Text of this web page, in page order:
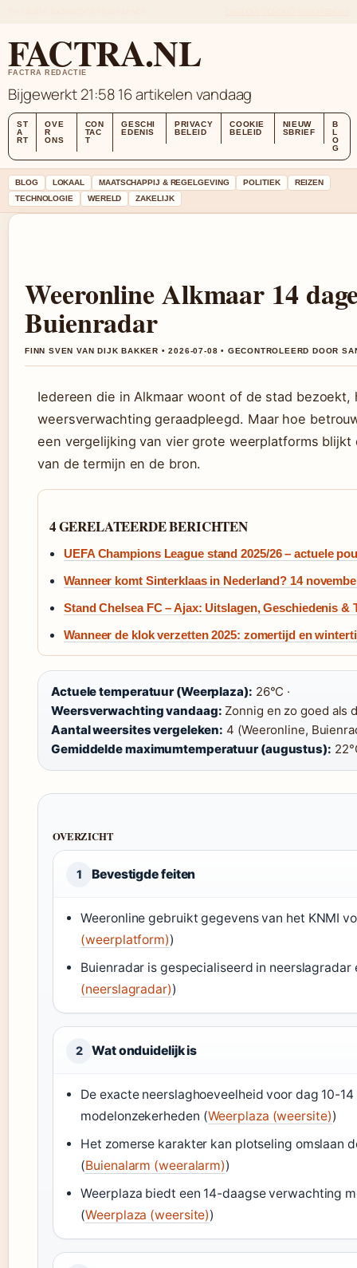
FACTRA.NL
FACTRA REDACTIE
Bijgewerkt 21:5816 artikelen vandaag
ST
A
RT
OVE
R
ONS
CON
TAC
T
GESCHI
EDENIS
PRIVACY
BELEID
COOKIE
BELEID
NIEUW
SBRIEF
B
L
O
G
BLOG LOKAAL MAATSCHAPPIJ & REGELGEVING POLITIEK
REIZEN
TECHNOLOGIE
WERELD ZAKELIJK
Weeronline Alkmaar 14
Buienradar
FINN SVEN VAN DIJK BAKKER • 2026-07-08 • GECONTROLEERD DOOR
Iedereen die in Alkmaar woont of de stad
weersverwachting geraadpleegd. Maar hoe
een vergelijking van vier grote weerplatforms
van de termijn en de bron.
4 GERELATEERDE BERICHTEN
UEFA Champions League stand 2025/26 – actuele
Wanneer komt Sinterklaas in Nederland? 14
Stand Chelsea FC – Ajax: Uitslagen, Geschiedenis &
Wanneer de klok verzetten 2025: zomertijd en
Actuele temperatuur (Weerplaza): 26°C ·
Weersverwachting vandaag: Zonnig en zo goed als
Aantal weersites vergeleken: 4 (Weeronline,
Gemiddelde maximumtemperatuur (augustus):
OVERZICHT
1 Bevestigde feiten
Weeronline gebruikt gegevens van het KNMI
(weerplatform))
Buienradar is gespecialiseerd in
(neerslagradar))
2 Wat onduidelijk is
De exacte neerslaghoeveelheid voor dag 10-
modelonzekerheden (Weerplaza (weersite))
Het zomerse karakter kan plotseling omslaan
(Buienalarm (weeralarm))
Weerplaza biedt een 14-daagse verwachting
(Weerplaza (weersite))